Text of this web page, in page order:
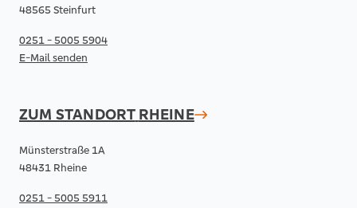
48565 Steinfurt
0251 - 5005 5904
E-Mail senden
ZUM STANDORT RHEINE
Münsterstraße 1A
48431 Rheine
0251 - 5005 5911